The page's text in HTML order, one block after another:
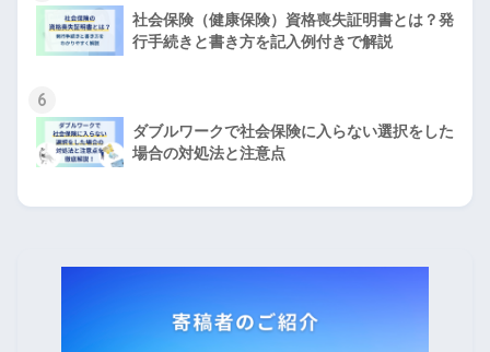
社会保険（健康保険）資格喪失証明書とは？発
行手続きと書き方を記入例付きで解説
6
ダブルワークで社会保険に入らない選択をした
場合の対処法と注意点